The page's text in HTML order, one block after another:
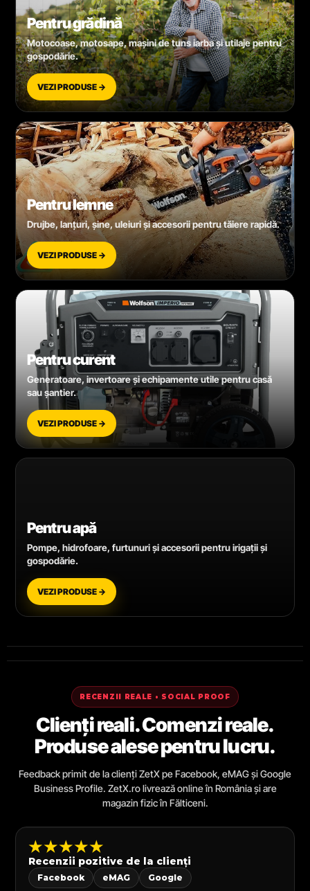
Pentru grădină
Motocoase, motosape, mașini de tuns iarba și utilaje pentru
gospodărie.
VEZI PRODUSE →
Pentru lemne
Drujbe, lanțuri, șine, uleiuri și accesorii pentru tăiere rapidă.
VEZI PRODUSE →
Pentru curent
Generatoare, invertoare și echipamente utile pentru casă
sau șantier.
VEZI PRODUSE →
Pentru apă
Pompe, hidrofoare, furtunuri și accesorii pentru irigații și
gospodărie.
VEZI PRODUSE →
RECENZII REALE • SOCIAL PROOF
Clienți reali. Comenzi reale.
Produse alese pentru lucru.
Feedback primit de la clienți ZetX pe Facebook, eMAG și Google
Business Profile. ZetX.ro livrează online în România și are
magazin fizic în Fălticeni.
★★★★★
Recenzii pozitive de la clienți
Facebook eMAG Google